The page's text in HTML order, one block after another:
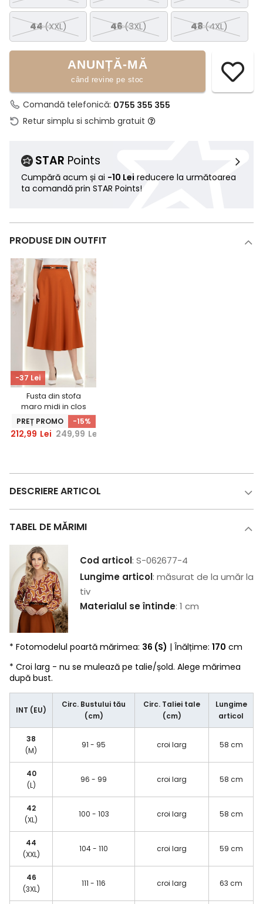
44(XXL) 46(3XL) 48(4XL)
ANUNȚĂ-MĂ
când revine pe stoc
Comandă telefonică: 0755 355 355
Retur simplu si schimb gratuit
STAR Points
Cumpără acum și ai -10 Lei reducere la următoarea
ta comandă prin STAR Points!
PRODUSE DIN OUTFIT
-37 Lei
Fusta din stofa
maro midi in clos
cu accesoriu tip
curea -
StarShinerS
PREȚ PROMO -15%
212,99 Lei 249,99 Lei
DESCRIERE ARTICOL
TABEL DE MĂRIMI
Cod articol: S-062677-4
Lungime articol: măsurat de la umăr la
tiv
Materialul se întinde: 1 cm
* Fotomodelul poartă mărimea: 36 (S) | Înălțime: 170 cm
* Croi larg - nu se mulează pe talie/șold. Alege mărimea
după bust.
INT (EU)
Circ. Bustului tău
(cm)
Circ. Taliei tale
(cm)
Lungime
articol
38
(M)
91 - 95 croi larg 58 cm
40
(L)
96 - 99 croi larg 58 cm
42
(XL)
100 - 103 croi larg 58 cm
44
(XXL)
104 - 110 croi larg 59 cm
46
(3XL)
111 - 116 croi larg 63 cm